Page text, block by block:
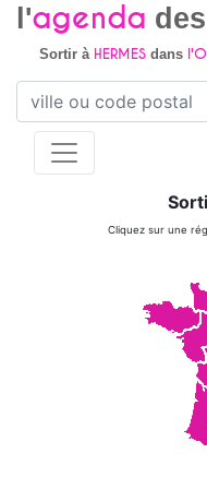
l'agenda
Sortir à HERMESdans
Cliquez sur une